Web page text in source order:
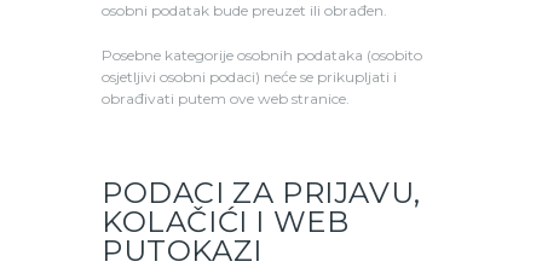
osobni podatak bude preuzet ili obrađen.
Posebne kategorije osobnih podataka (osobito
osjetljivi osobni podaci) neće se prikupljati i
obrađivati putem ove web stranice.
PODACI ZA PRIJAVU,
KOLAČIĆI I WEB
PUTOKAZI